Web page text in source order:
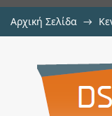
Αρχική Σελίδα →
Σύγχρονος